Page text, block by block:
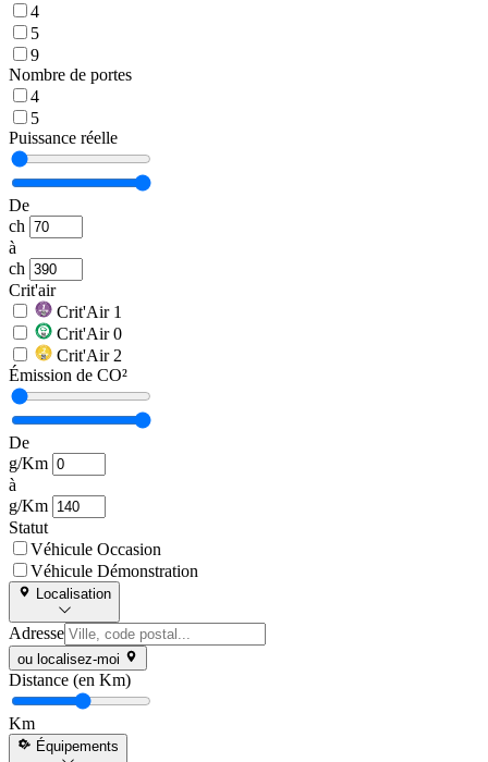
4
5
9
Nombre de portes
4
5
Puissance réelle
De
ch
à
ch
Crit'air
Crit'Air 1
Crit'Air 0
Crit'Air 2
Émission de CO²
De
g/Km
à
g/Km
Statut
Véhicule Occasion
Véhicule Démonstration
Localisation
Adresse
ou localisez-moi
Distance (en Km)
Km
Équipements